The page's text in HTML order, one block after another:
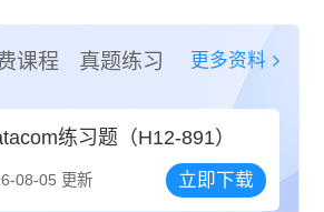
课程 真题练习 更多资料
练习题（H12-891）
08-05 更新 立即下载